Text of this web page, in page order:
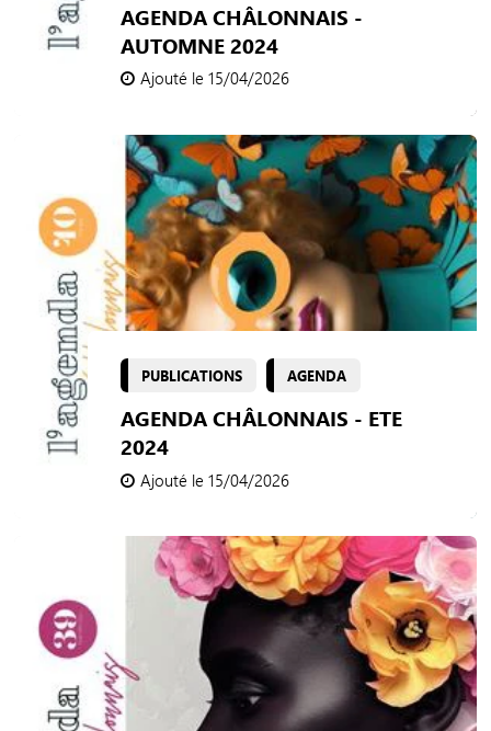
AGENDA CHÂLONNAIS -
AUTOMNE 2024
Ajouté le 15/04/2026
PUBLICATIONS AGENDA
AGENDA CHÂLONNAIS - ETE
2024
Ajouté le 15/04/2026